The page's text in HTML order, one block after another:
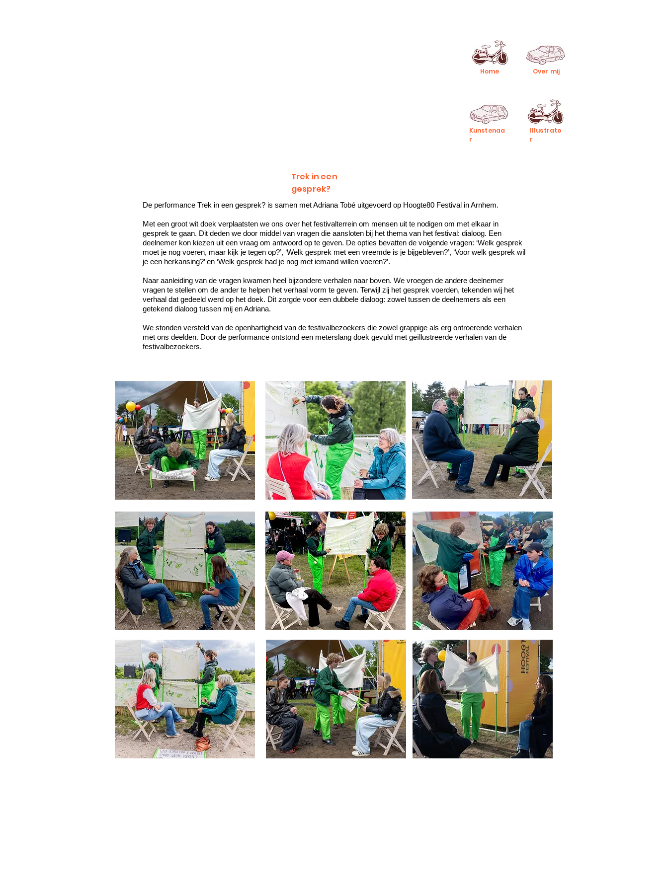
Home
Kunstenaa
r
Over mij
Illustrato
r
Trek in een
gesprek?
De performance Trek in een gesprek? is samen met Adriana Tobé uitgevoerd op Hoogte80 Festival in Arnhem.
Met een groot wit doek verplaatsten we ons over het festivalterrein om mensen uit te nodigen om met elkaar in
gesprek te gaan. Dit deden we door middel van vragen die aansloten bij het thema van het festival: dialoog. Een
deelnemer kon kiezen uit een vraag om antwoord op te geven. De opties bevatten de volgende vragen: ‘Welk gesprek
moet je nog voeren, maar kijk je tegen op?’, ‘Welk gesprek met een vreemde is je bijgebleven?’, ‘Voor welk gesprek wil
je een herkansing?’ en ‘Welk gesprek had je nog met iemand willen voeren?’.
Naar aanleiding van de vragen kwamen heel bijzondere verhalen naar boven. We vroegen de andere deelnemer
vragen te stellen om de ander te helpen het verhaal vorm te geven. Terwijl zij het gesprek voerden, tekenden wij het
verhaal dat gedeeld werd op het doek. Dit zorgde voor een dubbele dialoog: zowel tussen de deelnemers als een
getekend dialoog tussen mij en Adriana.
We stonden versteld van de openhartigheid van de festivalbezoekers die zowel grappige als erg ontroerende verhalen
met ons deelden. Door de performance ontstond een meterslang doek gevuld met geïllustreerde verhalen van de
festivalbezoekers.